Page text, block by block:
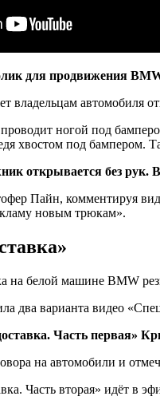
для продвижения
владельцам автомобиля
ногой под
хвостом под
открывается без рук.
Пайн, комментируя
новым трюкам».
на белой машине BMW
два варианта видео
Часть первая»
на автомобили и
Часть вторая» идёт в